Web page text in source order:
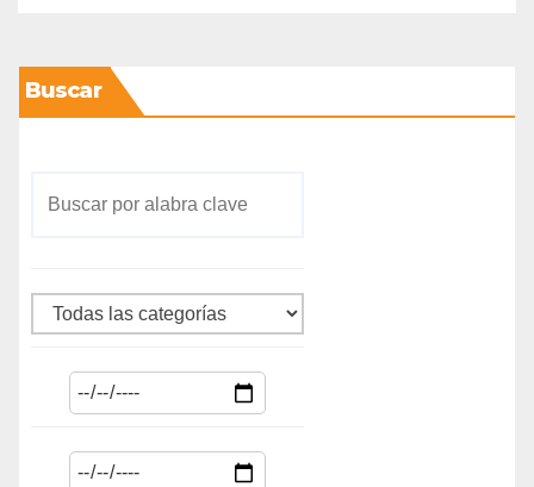
Buscar